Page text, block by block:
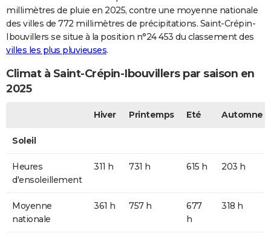
millimètres de pluie en 2025, contre une moyenne nationale
des villes de 772 millimètres de précipitations. Saint-Crépin-
Ibouvillers se situe à la position n°24 453 du classement des
villes les plus pluvieuses.
Climat à Saint-Crépin-Ibouvillers par saison en
2025
Hiver Printemps Eté Automne
Soleil
Heures
d'ensoleillement
311 h 731 h 615 h 203 h
Moyenne
nationale
361 h 757 h
677
h
318 h